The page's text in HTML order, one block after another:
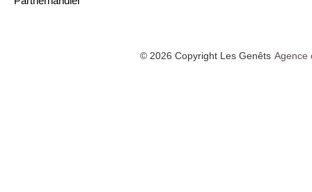
© 2026 Copyright Les Genêts Agence